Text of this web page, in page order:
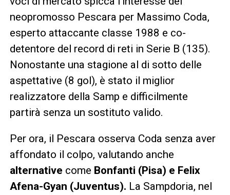
neopromosso Pescara per Massimo Coda,
esperto attaccante classe 1988 e co-
detentore del record di reti in Serie B (135).
Nonostante una stagione al di sotto delle
aspettative (8 gol), è stato il miglior
realizzatore della Samp e difficilmente
partirà senza un sostituto valido.
Per ora, il Pescara osserva Coda senza aver
affondato il colpo, valutando anche
alternative come Bonfanti (Pisa) e Felix
Afena-Gyan (Juventus). La Sampdoria, nel